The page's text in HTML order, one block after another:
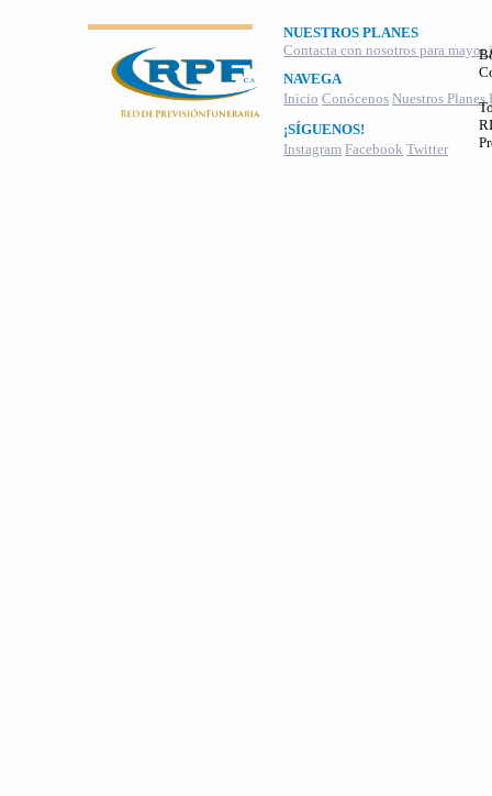
NUESTROS PLANES
Contacta con nosotros para
NAVEGA
Inicio Conócenos Nuestros Planes
¡SÍGUENOS!
Instagram Facebook Twitter